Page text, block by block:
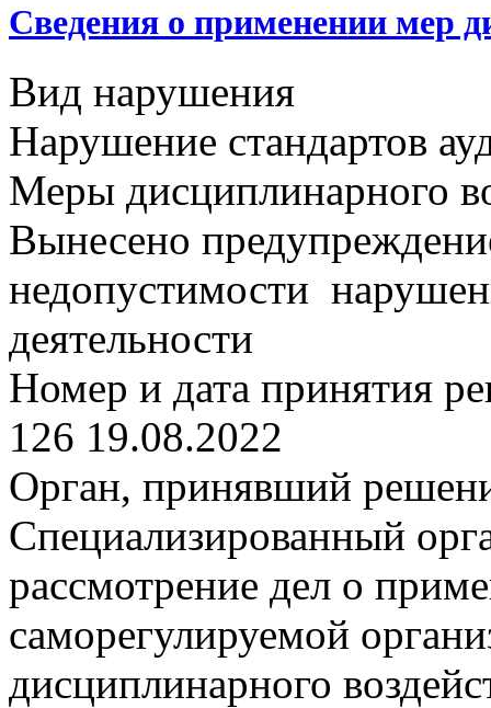
Сведения о применении мер
Вид нарушения
Нарушение стандартов
Меры дисциплинарного
Вынесено
недопустимости
деятельности
Номер и дата принятия
126 19.08.2022
Орган, принявший
Специализированный
рассмотрение дел о
саморегулируемой
дисциплинарного